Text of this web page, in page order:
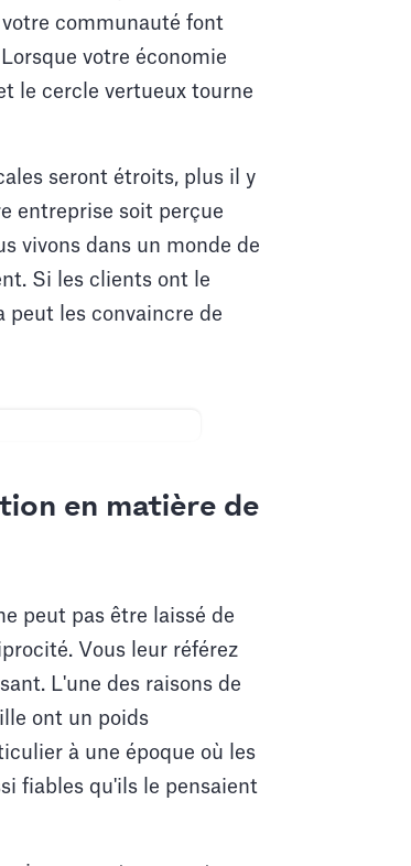
communauté font
votre économie
le cercle vertueux tourne
seront étroits, plus il y
entreprise soit perçue
vivons dans un monde de
Si les clients ont le
peut les convaincre de
en matière de
peut pas être laissé de
Vous leur référez
L'une des raisons de
ont un poids
à une époque où les
fiables qu'ils le pensaient